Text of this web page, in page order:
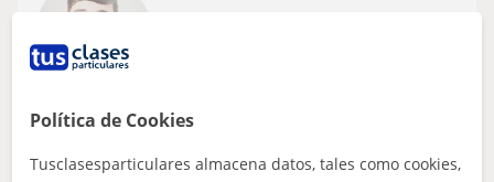
Amorebieta-Etxano, Vitoria-Ga...
partículas, Física mecánica
Política de Cookies
Tusclasesparticulares almacena datos, tales como cookies,